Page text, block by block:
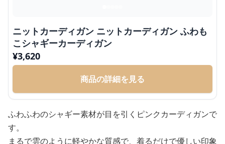
ニットカーディガン ニットカーディガン ふわも
こシャギーカーディガン
¥3,620
商品の詳細を見る
ふわふわのシャギー素材が目を引くピンクカーディガンで
す。
まるで雲のように軽やかな質感で、着るだけで優しい印象